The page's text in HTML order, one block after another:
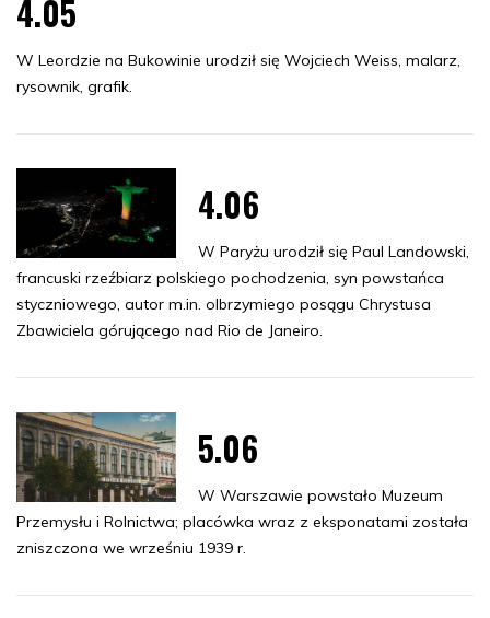
4.05
W Leordzie na Bukowinie urodził się Wojciech Weiss, malarz,
rysownik, grafik.
4.06
W Paryżu urodził się Paul Landowski,
francuski rzeźbiarz polskiego pochodzenia, syn powstańca
styczniowego, autor m.in. olbrzymiego posągu Chrystusa
Zbawiciela górującego nad Rio de Janeiro.
5.06
W Warszawie powstało Muzeum
Przemysłu i Rolnictwa; placówka wraz z eksponatami została
zniszczona we wrześniu 1939 r.